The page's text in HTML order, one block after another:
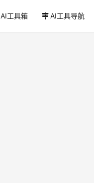
AI工具箱 AI工具导航